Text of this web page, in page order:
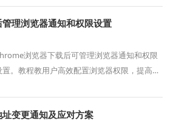
理浏览器通知和权限设置
浏览器下载后可管理浏览器通知和权限
置。教程教用户高效配置浏览器权限，提高安
变更通知及应对方案